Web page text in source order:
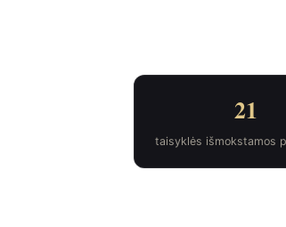
21
taisyklės išmokstamos